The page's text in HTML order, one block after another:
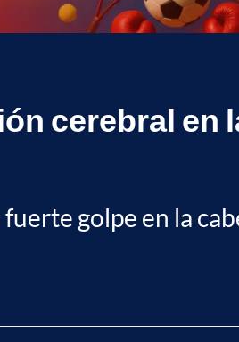
cerebral en
golpe en la